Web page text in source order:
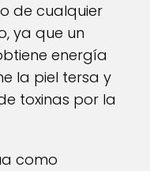
de cualquier
ya que un
energía
la piel tersa y
toxinas por la
como